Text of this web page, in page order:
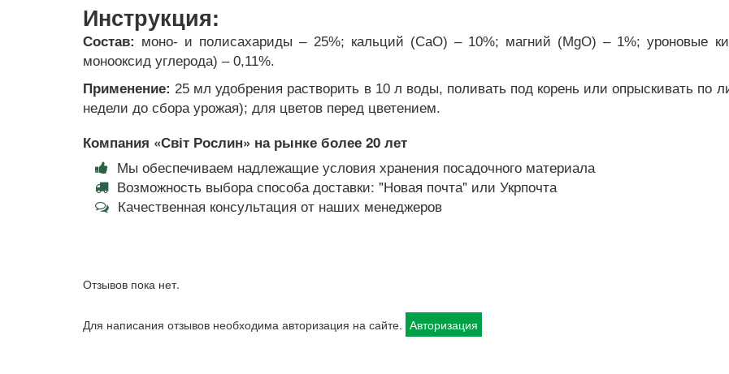
Инструкция:
Состав: моно- и полисахариды – 25%; кальций (CaO) – 10%; магний (MgO) – 1%; уроновые
монооксид углерода) – 0,11%.
Применение: 25 мл удобрения растворить в 10 л воды, поливать под корень или опрыскивать по
недели до сбора урожая); для цветов перед цветением.
Компания «Світ Рослин» на рынке более 20 лет
Мы обеспечиваем надлежащие условия хранения посадочного материала
Возможность выбора способа доставки: "Новая почта" или Укрпочта
Качественная консультация от наших менеджеров
Отзывов пока нет.
Для написания отзывов необходима авторизация на сайте. Авторизация